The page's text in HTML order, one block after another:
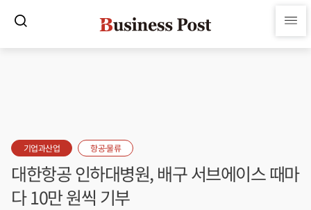
기업과산업 항공·물류
대한항공 인하대병원, 배구 서브에이스 때마
다 10만 원씩 기부